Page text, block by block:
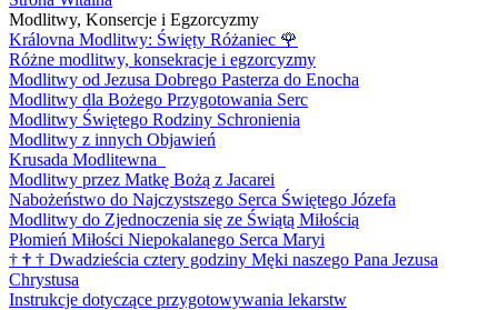
Modlitwy, Konsercje i Egzorcyzmy
Královna Modlitwy: Święty Różaniec 🌹
Różne modlitwy, konsekracje i egzorcyzmy
Modlitwy od Jezusa Dobrego Pasterza do Enocha
Modlitwy dla Bożego Przygotowania Serc
Modlitwy Świętego Rodziny Schronienia
Modlitwy z innych Objawień
Krusada Modlitewna
Modlitwy przez Matkę Bożą z Jacarei
Nabożeństwo do Najczystszego Serca Świętego Józefa
Modlitwy do Zjednoczenia się ze Świątą Miłością
Płomień Miłości Niepokalanego Serca Maryi
† † † Dwadzieścia cztery godziny Męki naszego Pana Jezusa
Chrystusa
Instrukcje dotyczące przygotowywania lekarstw